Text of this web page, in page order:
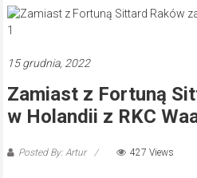
Częstochowa,
Kłobuck,
Myszków
15 grudnia, 2022
Zamiast z Fortuną
w Holandii z RKC
Posted By: Artur 427 Views